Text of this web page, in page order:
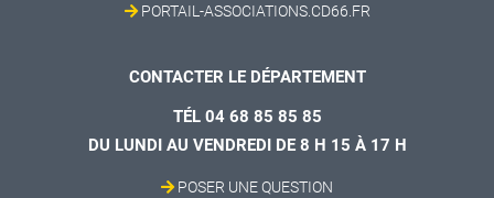
PORTAIL-ASSOCIATIONS.CD66.FR
CONTACTER LE DÉPARTEMENT
TÉL 04 68 85 85 85
DU LUNDI AU VENDREDI DE 8 H 15 À 17 H
POSER UNE QUESTION